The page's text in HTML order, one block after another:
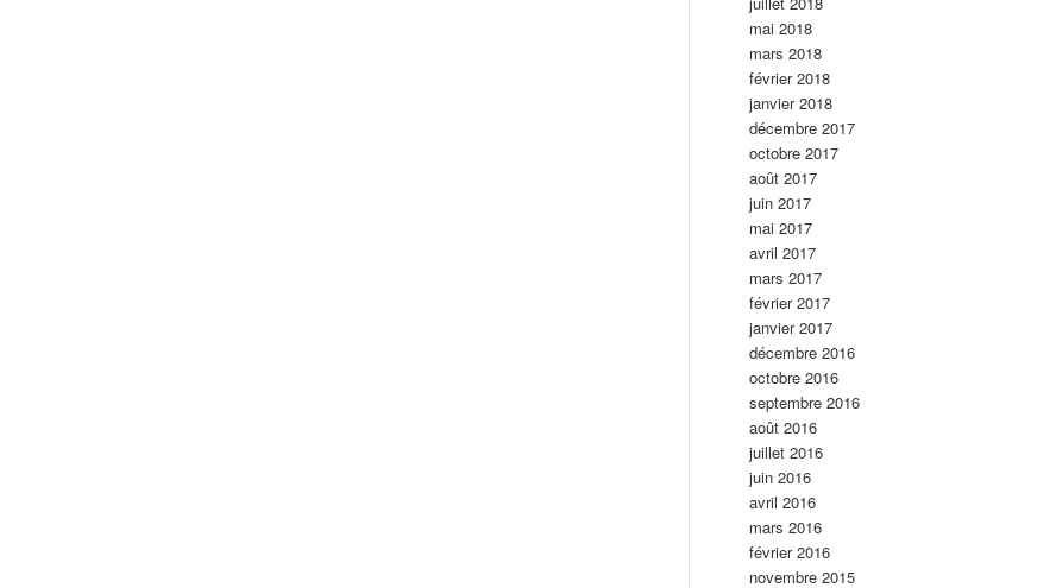
mai 2018
mars 2018
février 2018
janvier 2018
décembre 2017
octobre 2017
août 2017
juin 2017
mai 2017
avril 2017
mars 2017
février 2017
janvier 2017
décembre 2016
octobre 2016
septembre 2016
août 2016
juillet 2016
juin 2016
avril 2016
mars 2016
février 2016
novembre 2015